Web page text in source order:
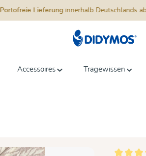
Portofreie Lieferunginnerhalb Deutschlands
Accessoires Tragewissen